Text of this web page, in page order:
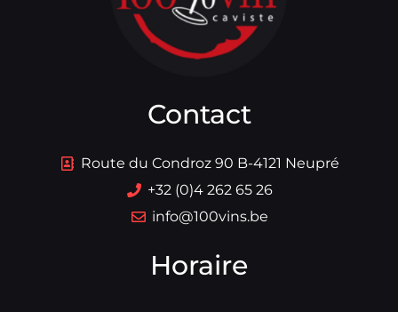
Contact
Route du Condroz 90 B-4121 Neupré
+32 (0)4 262 65 26
info@100vins.be
Horaire